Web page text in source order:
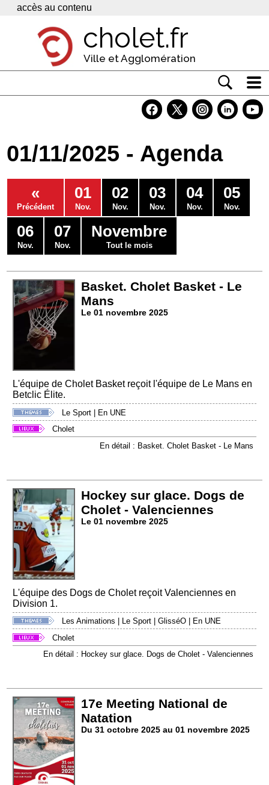
Panneau de gestion des cookies
accès au contenu
cholet.fr
Ville et Agglomération
Economie
Services
Contacts
01/11/2025 - Agenda
«
Précédent
01
Nov.
02
Nov.
03
Nov.
04
Nov.
05
Nov.
06
Nov.
07
Nov.
Novembre
Tout le mois
Basket. Cholet Basket - Le
Mans
Le 01 novembre 2025
L'équipe de Cholet Basket reçoit l'équipe de Le Mans en
Betclic Élite.
Le Sport | En UNE
Cholet
En détail : Basket. Cholet Basket - Le Mans
Hockey sur glace. Dogs de
Cholet - Valenciennes
Le 01 novembre 2025
L'équipe des Dogs de Cholet reçoit Valenciennes en
Division 1.
Les Animations Le Sport |GlisséO
En UNE
Cholet
En détail : Hockey sur glace. Dogs de Cholet - Valenciennes
17e Meeting National de
Natation
Du 31 octobre 2025 au 01 novembre 2025